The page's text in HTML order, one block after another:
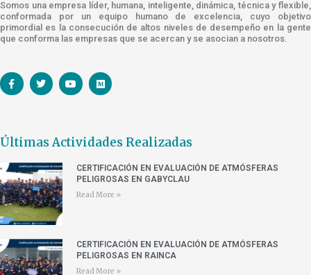
Somos una empresa líder, humana, inteligente, dinámica, técnica y flexible,
conformada por un equipo humano de excelencia, cuyo objetivo
primordial es la consecución de altos niveles de desempeño en la gente
que conforma las empresas que se acercan y se asocian a nosotros.
Últimas Actividades Realizadas
CERTIFICACIÓN EN EVALUACIÓN DE ATMÓSFERAS
PELIGROSAS EN GABYCLAU
Read More »
CERTIFICACIÓN EN EVALUACIÓN DE ATMÓSFERAS
PELIGROSAS EN RAINCA
Read More »